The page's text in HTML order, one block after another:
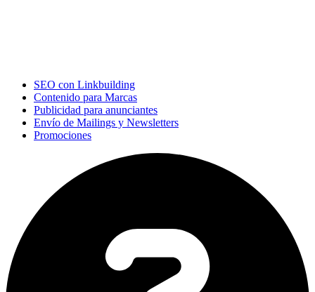
SEO con Linkbuilding
Contenido para Marcas
Publicidad para anunciantes
Envío de Mailings y Newsletters
Promociones